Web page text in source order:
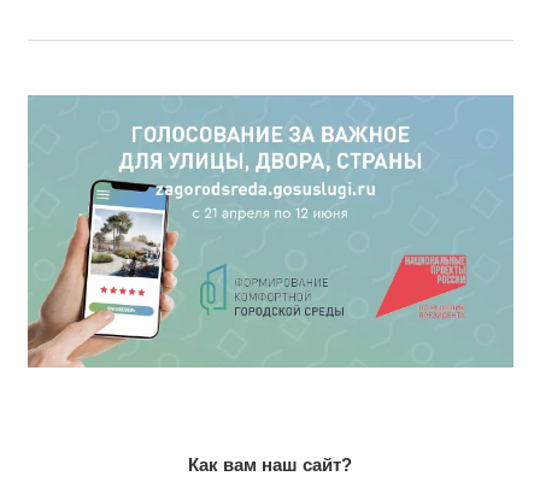
Как вам наш сайт?